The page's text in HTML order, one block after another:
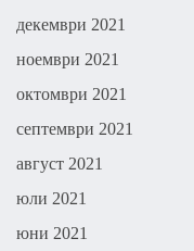
декември 2021
ноември 2021
октомври 2021
септември 2021
август 2021
юли 2021
юни 2021